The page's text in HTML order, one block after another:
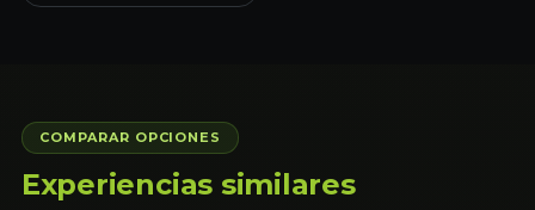
COMPARAR OPCIONES
Experiencias similares